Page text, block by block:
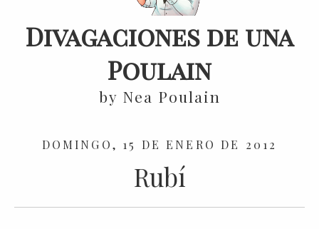
Divagaciones de una
Poulain
by Nea Poulain
DOMINGO, 15 DE ENERO DE 2012
Rubí